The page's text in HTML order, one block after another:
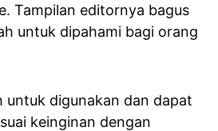
Tampilan editornya bagus
untuk dipahami bagi orang
untuk digunakan dan dapat
keinginan dengan